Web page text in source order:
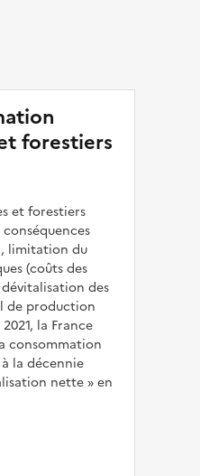
forestiers
et forestiers
limitation du
(coûts des
des
de production
la France
consommation
la décennie
nette en